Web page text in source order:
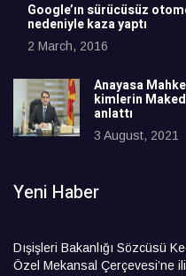
Google’ın sürücüsüz
nedeniyle kaza yaptı
2 March, 2016
Anayasa
kimlerin
anlattı
3 August, 2021
Yeni Haber
Dışişleri Bakanlığı Sözcüsü
Özel Mekansal Çerçevesi’ne